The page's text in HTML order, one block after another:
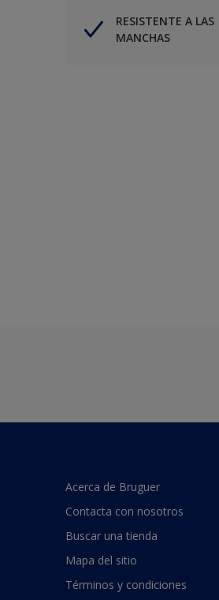
RESISTENTE A LAS
MANCHAS
Acerca de Bruguer
Contacta con nosotros
Buscar una tienda
Mapa del sitio
Términos y condiciones